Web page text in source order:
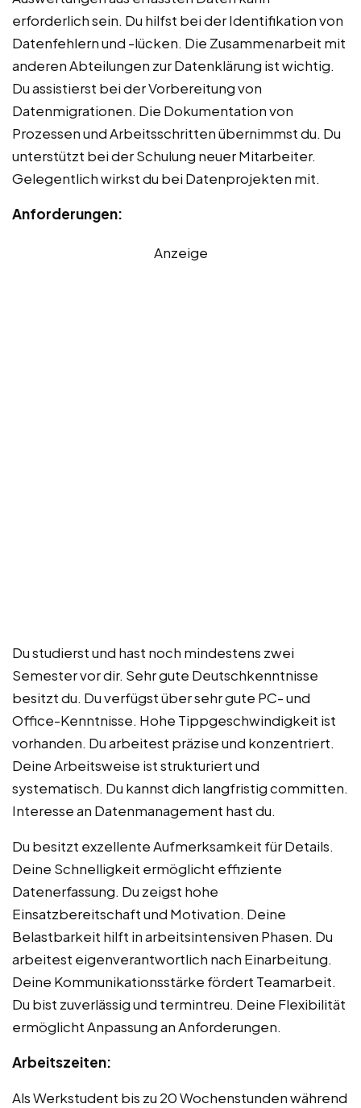
erforderlich sein. Du hilfst bei der Identifikation von
Datenfehlern und -lücken. Die Zusammenarbeit mit
anderen Abteilungen zur Datenklärung ist wichtig.
Du assistierst bei der Vorbereitung von
Datenmigrationen. Die Dokumentation von
Prozessen und Arbeitsschritten übernimmst du. Du
unterstützt bei der Schulung neuer Mitarbeiter.
Gelegentlich wirkst du bei Datenprojekten mit.
Anforderungen:
Anzeige
Du studierst und hast noch mindestens zwei
Semester vor dir. Sehr gute Deutschkenntnisse
besitzt du. Du verfügst über sehr gute PC- und
Office-Kenntnisse. Hohe Tippgeschwindigkeit ist
vorhanden. Du arbeitest präzise und konzentriert.
Deine Arbeitsweise ist strukturiert und
systematisch. Du kannst dich langfristig committen.
Interesse an Datenmanagement hast du.
Du besitzt exzellente Aufmerksamkeit für Details.
Deine Schnelligkeit ermöglicht effiziente
Datenerfassung. Du zeigst hohe
Einsatzbereitschaft und Motivation. Deine
Belastbarkeit hilft in arbeitsintensiven Phasen. Du
arbeitest eigenverantwortlich nach Einarbeitung.
Deine Kommunikationsstärke fördert Teamarbeit.
Du bist zuverlässig und termintreu. Deine Flexibilität
ermöglicht Anpassung an Anforderungen.
Arbeitszeiten:
Als Werkstudent bis zu 20 Wochenstunden während